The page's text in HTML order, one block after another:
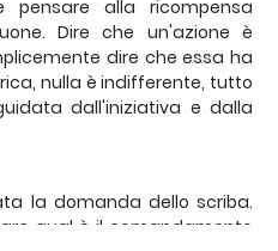
alla ricompensa
Dire che un'azione è
dire che essa ha
nulla è indifferente, tutto
dall'iniziativa e dalla
la domanda dello scriba.
qual è il comandamento